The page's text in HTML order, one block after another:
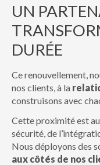
UN
DURÉE
Ce renouvellement,
nos clients, à la
construisons avec
Cette proximité est
sécurité, de
Nous déployons des
aux côtés de nos